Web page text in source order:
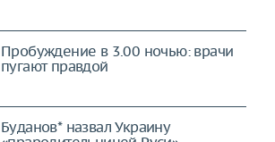
Пробуждение в 3.00 ночью: врачи
пугают правдой
Буданов* назвал Украину